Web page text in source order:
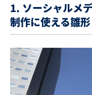
1. ソーシャルメ
制作に使える雛形